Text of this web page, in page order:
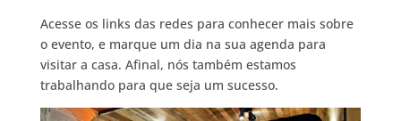
Acesse os links das redes para conhecer mais sobre
o evento, e marque um dia na sua agenda para
visitar a casa. Afinal, nós também estamos
trabalhando para que seja um sucesso.